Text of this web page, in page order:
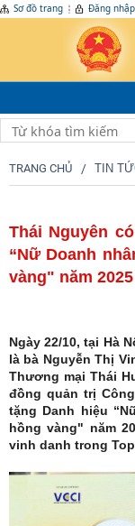
Sơ đồ trang Đăng nhập
TRANG CHỦ TIN
Thái Nguyên
“Nữ Doanh
vàng" năm 2025
Ngày 22/10, tại Hà
là bà Nguyễn Thị
Thương mại Thái
đồng quản trị
tặng Danh hiệu
hồng vàng" năm
vinh danh trong